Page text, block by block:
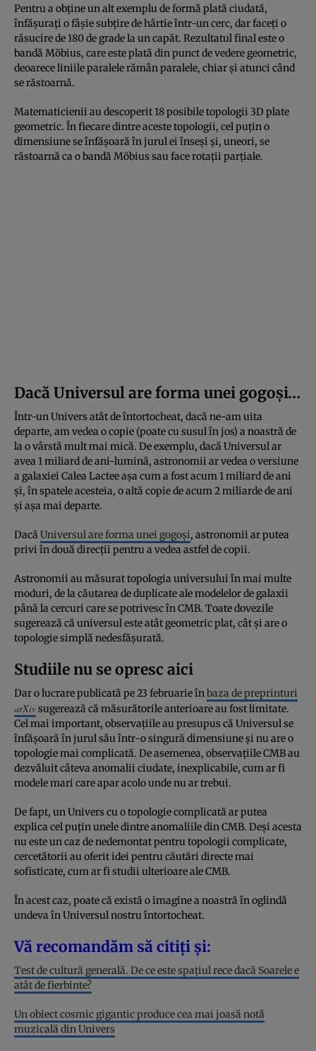
Pentru a obține un alt exemplu de formă plată ciudată,
înfășurați o fâșie subțire de hârtie într-un cerc, dar faceți o
răsucire de 180 de grade la un capăt. Rezultatul final este o
bandă Möbius, care este plată din punct de vedere geometric,
deoarece liniile paralele rămân paralele, chiar și atunci când
se răstoarnă.
Matematicienii au descoperit 18 posibile topologii 3D plate
geometric. În fiecare dintre aceste topologii, cel puțin o
dimensiune se înfășoară în jurul ei înseși și, uneori, se
răstoarnă ca o bandă Möbius sau face rotații parțiale.
Dacă Universul are forma unei gogoși…
Într-un Univers atât de întortocheat, dacă ne-am uita
departe, am vedea o copie (poate cu susul în jos) a noastră de
la o vârstă mult mai mică. De exemplu, dacă Universul ar
avea 1 miliard de ani-lumină, astronomii ar vedea o versiune
a galaxiei Calea Lactee așa cum a fost acum 1 miliard de ani
și, în spatele acesteia, o altă copie de acum 2 miliarde de ani
și așa mai departe.
Dacă Universul are forma unei gogoși, astronomii ar putea
privi în două direcții pentru a vedea astfel de copii.
Astronomii au măsurat topologia universului în mai multe
moduri, de la căutarea de duplicate ale modelelor de galaxii
până la cercuri care se potrivesc în CMB. Toate dovezile
sugerează că universul este atât geometric plat, cât și are o
topologie simplă nedesfășurată.
Studiile nu se opresc aici
Dar o lucrare publicată pe 23 februarie înbaza de preprinturi
arXivsugerează că măsurătorile anterioare au fost limitate.
Cel mai important, observațiile au presupus că Universul se
înfășoară în jurul său într-o singură dimensiune și nu are o
topologie mai complicată. De asemenea, observațiile CMB au
dezvăluit câteva anomalii ciudate, inexplicabile, cum ar fi
modele mari care apar acolo unde nu ar trebui.
De fapt, un Univers cu o topologie complicată ar putea
explica cel puțin unele dintre anomaliile din CMB. Deși acesta
nu este un caz de nedemontat pentru topologii complicate,
cercetătorii au oferit idei pentru căutări directe mai
sofisticate, cum ar fi studii ulterioare ale CMB.
În acest caz, poate că există o imagine a noastră în oglindă
undeva în Universul nostru întortocheat.
Vă recomandăm să citiți și:
Test de cultură generală. De ce este spațiul rece dacă Soarele e
atât de fierbinte?
Un obiect cosmic gigantic produce cea mai joasă notă
muzicală din Univers